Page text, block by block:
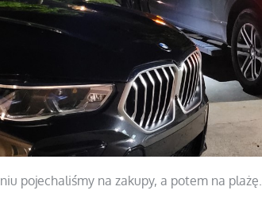
pojechaliśmy na zakupy, a potem na plażę.